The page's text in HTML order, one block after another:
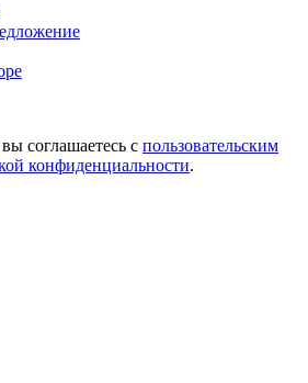
соглашаетесь с пользовательским
конфиденциальности.